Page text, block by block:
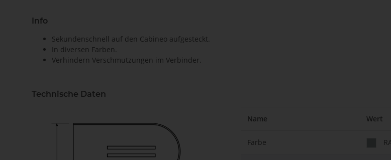
Info
Sekundenschnell auf den Cabineo aufgesteckt.
In diversen Farben.
Verhindern Verschmutzungen im Verbinder.
Technische Daten
Name Wert
Farbe